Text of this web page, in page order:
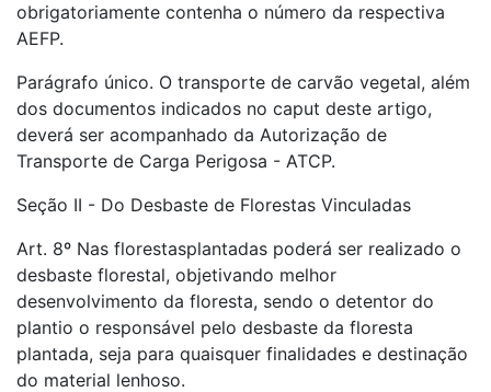
obrigatoriamente contenha o número da respectiva
AEFP.
Parágrafo único. O transporte de carvão vegetal, além
dos documentos indicados no caput deste artigo,
deverá ser acompanhado da Autorização de
Transporte de Carga Perigosa - ATCP.
Seção II - Do Desbaste de Florestas Vinculadas
Art. 8º Nas florestasplantadas poderá ser realizado o
desbaste florestal, objetivando melhor
desenvolvimento da floresta, sendo o detentor do
plantio o responsável pelo desbaste da floresta
plantada, seja para quaisquer finalidades e destinação
do material lenhoso.